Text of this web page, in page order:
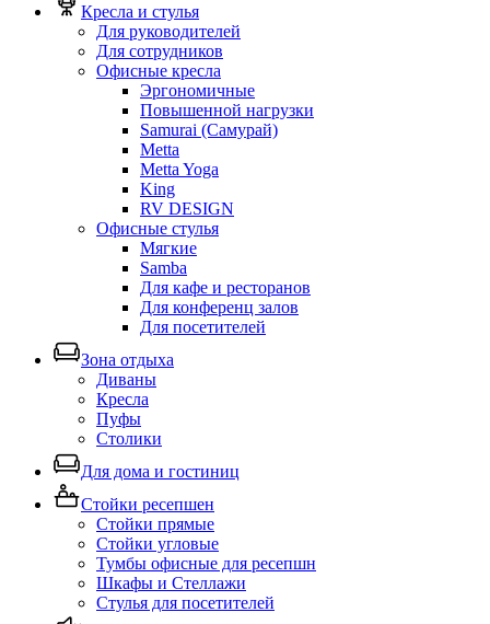
Кресла и стулья
Для руководителей
Для сотрудников
Офисные кресла
Эргономичные
Повышенной нагрузки
Samurai (Самурай)
Metta
Metta Yoga
King
RV DESIGN
Офисные стулья
Мягкие
Samba
Для кафе и ресторанов
Для конференц залов
Для посетителей
Зона отдыха
Диваны
Кресла
Пуфы
Столики
Для дома и гостиниц
Стойки ресепшен
Стойки прямые
Стойки угловые
Тумбы офисные для ресепшн
Шкафы и Стеллажи
Стулья для посетителей